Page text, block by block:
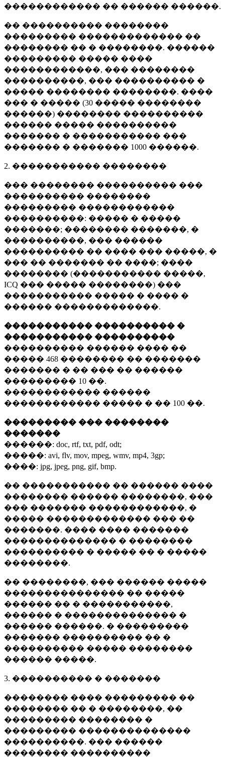
������������ �� ������ ������.
�� ���������� ��������
��������� ������������� ��
�������� �� � ��������. ������
��������� ����� ����
������������, ��� ��������
����������, ��� ���������� �
����� �������� ��������. ����
��� � ����� (30 ����� ��������
������) �������� ����������
������ ����� ����������
������� � ����������� ���
������� � ������� 1000 ������.
2. ����������� ��������
��� �������� ���������� ���
���������� ��������
��������� ������������
����������: ����� � �����
�������; �������� �������, �
����������, ��� ������
���������� �� ���� ��� �����, �
��� �� ������� �� ����; ����
�������� (����������� �����,
ICQ ��� ����� ��������) ���
����������� ����� � ���� �
������ �������������.
����������� ���������� �
����������� ����������
���������� ������ ���� ��
����� 468 �������� �� �������
������� � �� ��� �� ������
��������� 10 ��.
������������ ������
������������ ����� � �� 100 ��.
��������� ��� ��������
�������
������: doc, rtf, txt, pdf, odt;
�����: avi, flv, mov, mpeg, wmv, mp4, 3gp;
����: jpg, jpeg, png, gif, bmp.
�� ����������� �� ������ ����
�������� ������ ��������, ���
��� ������� ������������, �
����� ������������� ��� ��
�������. ���� ���� �������
�������������� � ��������
���������� � ����� �� � �����
��������.
�� ��������, ��� ������ �����
��������������� �� �����
������ �� � �����������,
������ � �������������� �
������ ������. � ���������
������� ���������� �� �
���������� ����� ��������
������ �����.
3. ���������� � �������
�������� ���� ��������� ��
�������� �� � ��������, ��
��������� �������� �
��������� ��������������
����������. ��� ������
�������� ����������